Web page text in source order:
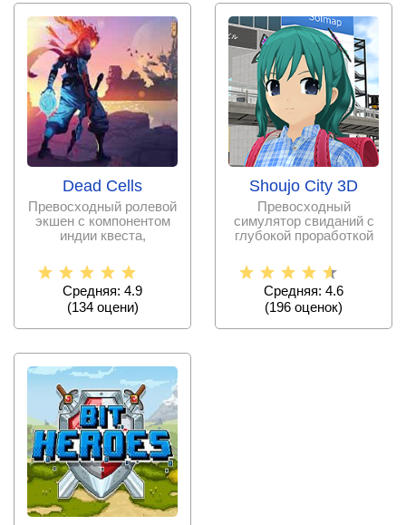
Dead Cells
Превосходный ролевой
экшен с компонентом
индии квеста,
горизонтальные
Средняя: 4.9
(134оцени)
Shoujo City 3D
Превосходный
симулятор свиданий с
глубокой проработкой
3D
Средняя: 4.6
(196 оценок)